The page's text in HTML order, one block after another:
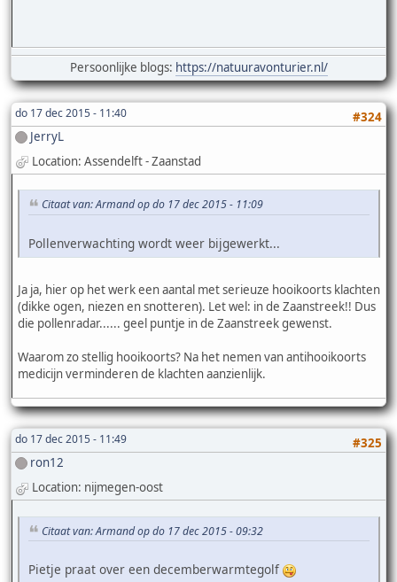
Persoonlijke blogs: https://natuuravonturier.nl/
do 17 dec 2015 - 11:40
#324
JerryL
Location: Assendelft - Zaanstad
Citaat van: Armand op do 17 dec 2015 - 11:09
Pollenverwachting wordt weer bijgewerkt...
Ja ja, hier op het werk een aantal met serieuze hooikoorts klachten
(dikke ogen, niezen en snotteren). Let wel: in de Zaanstreek!! Dus
die pollenradar...... geel puntje in de Zaanstreek gewenst.
Waarom zo stellig hooikoorts? Na het nemen van antihooikoorts
medicijn verminderen de klachten aanzienlijk.
do 17 dec 2015 - 11:49
#325
ron12
Location: nijmegen-oost
Citaat van: Armand op do 17 dec 2015 - 09:32
Pietje praat over een decemberwarmtegolf